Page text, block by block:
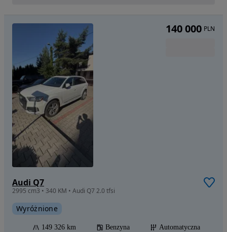
Audi Q7
2995 cm3 • 340 KM • Audi Q7 2.0 tfsi
Wyróżnione
149 326 km Benzyna
Automatyczna
140 000 PLN